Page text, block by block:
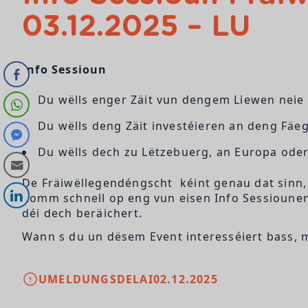
03.12.2025 – LU
Info Sessioun
Du wëlls enger Zäit vun dengem Liewen neie
Du wëlls deng Zäit investéieren an deng
Du wëlls dech zu Lëtzebuerg, an Europa
De Fräiwëllegendéngscht kéint genau dat
Komm schnell op eng vun eisen Info
déi dech beräichert.
Wann s du un dësem Event interesséiert
UMELDUNGSDELAI02.12.2025